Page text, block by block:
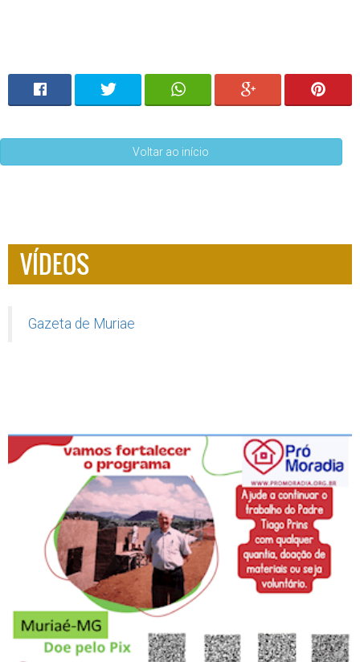
Voltar ao início
VÍDEOS
Gazeta de Muriae